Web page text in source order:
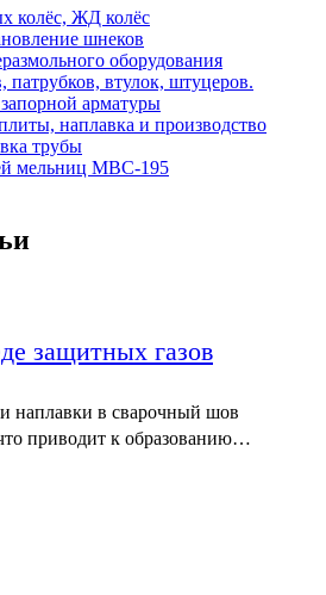
колёс, ЖД колёс
шнеков
оборудования
патрубков, втулок, штуцеров.
арматуры
наплавка и производство
трубы
мельниц МВС-195
защитных газов
наплавки в сварочный шов
приводит к образованию…